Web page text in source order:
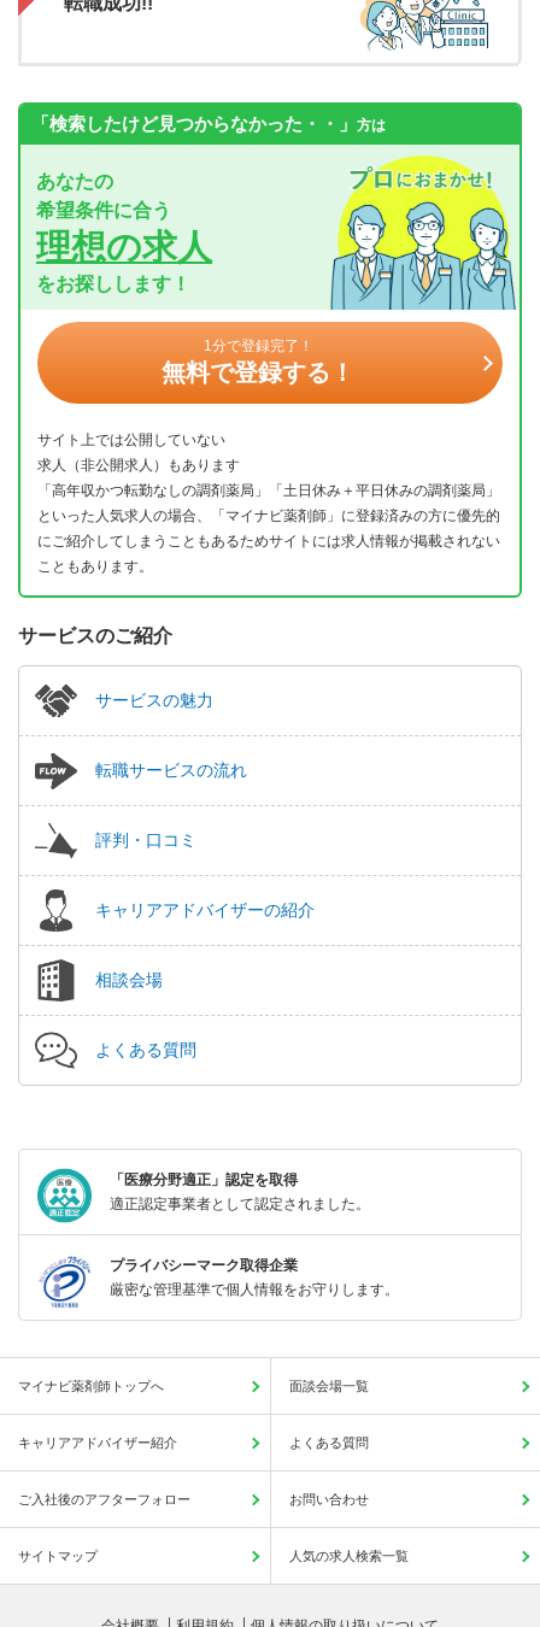
「検索したけど見つからなかった・・」 方は
あなたの
希望条件に合う
理想の求人
をお探しします！
1分で登録完了！
無料で登録する！
サイト上では公開していない
求人（非公開求人）もあります
「高年収かつ転勤なしの調剤薬局」「土日休み＋平日休みの調剤薬局」
といった人気求人の場合、「マイナビ薬剤師」に登録済みの方に優先的
にご紹介してしまうこともあるためサイトには求人情報が掲載されない
こともあります。
サービスのご紹介
サービスの魅力
転職サービスの流れ
評判・口コミ
キャリアアドバイザーの紹介
相談会場
よくある質問
「医療分野適正」認定を取得
適正認定事業者として認定されました。
プライバシーマーク取得企業
厳密な管理基準で個人情報をお守りします。
マイナビ薬剤師トップへ 面談会場一覧
キャリアアドバイザー紹介 よくある質問
ご入社後のアフターフォロー お問い合わせ
サイトマップ 人気の求人検索一覧